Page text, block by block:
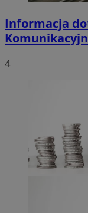
Informacja
4